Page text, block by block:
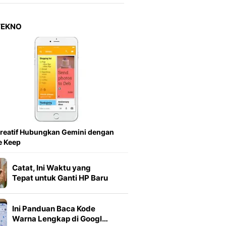
Hubungkan Gemini dengan
Keep
Catat, Ini Waktu yang
Tepat untuk Ganti HP Baru
Ini Panduan Baca Kode
Warna Lengkap di Googl…